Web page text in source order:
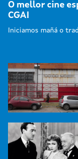
O mellor cine
CGAI
Iniciamos mañá o